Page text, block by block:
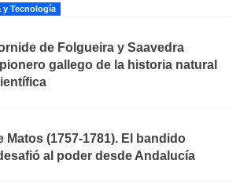
y Tecnología
de Folgueira y Saavedra
gallego de la historia natural
Matos (1757-1781). El bandido
al poder desde Andalucía